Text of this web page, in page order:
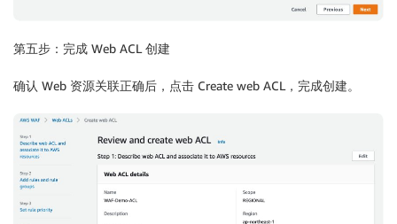
第五步：完成 Web ACL 创建
确认 Web 资源关联正确后，点击 Create web ACL，完成创建。